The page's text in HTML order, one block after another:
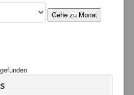
Gehe zu Monat